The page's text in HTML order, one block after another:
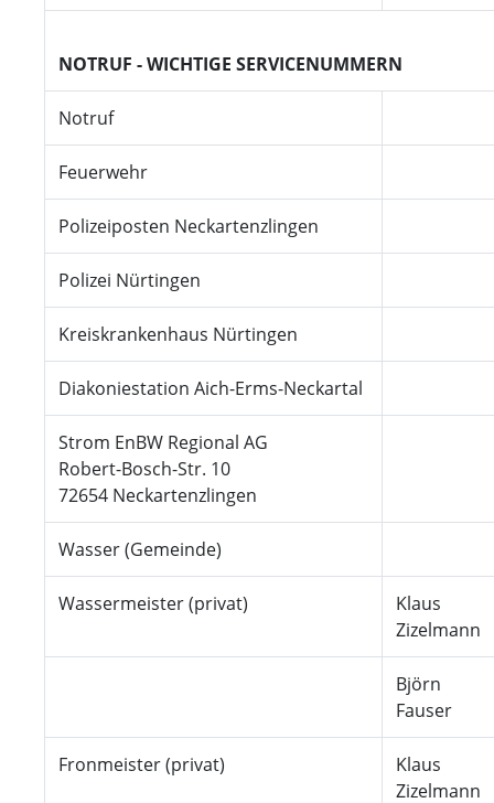
NOTRUF - WICHTIGE SERVICENUMMERN
Notruf
Feuerwehr
Polizeiposten Neckartenzlingen
Polizei Nürtingen
Kreiskrankenhaus Nürtingen
Diakoniestation Aich-Erms-Neckartal
Strom EnBW Regional AG
Robert-Bosch-Str. 10
72654 Neckartenzlingen
Wasser (Gemeinde)
Wassermeister (privat)
Klaus
Zizelmann
Björn
Fauser
Fronmeister (privat)
Klaus
Zizelmann